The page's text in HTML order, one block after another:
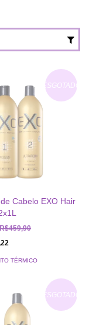
ESGOTADO
Cabelo EXO Hair
R$459,90
TÉRMICO
ESGOTADO